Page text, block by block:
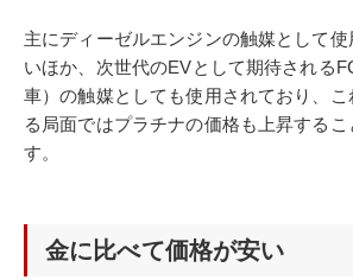
主にディーゼルエンジンの触媒として
いほか、次世代のEVとして期待される
車）の触媒としても使用されており、こ
る局面ではプラチナの価格も上昇するこ
す。
金に比べて価格が安い